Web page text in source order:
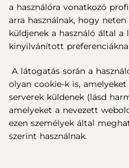
a használóra vonatkozó
arra használnak, hogy
küldjenek a használó által a
kinyilvánított
A látogatás során a
olyan cookie-k is,
serverek küldenek (lásd
amelyeket a nevezett
ezen személyek által
szerint használnak.